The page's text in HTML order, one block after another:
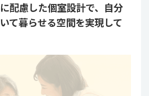
配慮した個室設計で、自分
て暮らせる空間を実現して